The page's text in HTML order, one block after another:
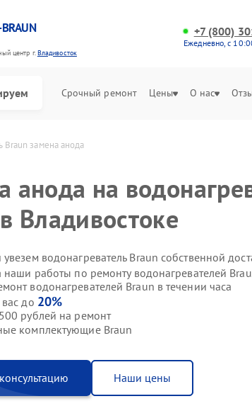
центр г.Владивосток
+7 (800)
Ежедневно, с
Срочный ремонт Цены О нас
Braun замена анода
анода на
Владивостоке
водонагреватель Braun собственной
наши работы по ремонту водонагревателей
водонагревателей Braun в течении часа
до 20%
рублей на ремонт
комплектующие Braun
Наши цены